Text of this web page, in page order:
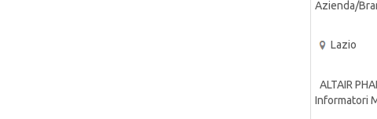
Azienda/
Lazio
ALTAIR
Informatori